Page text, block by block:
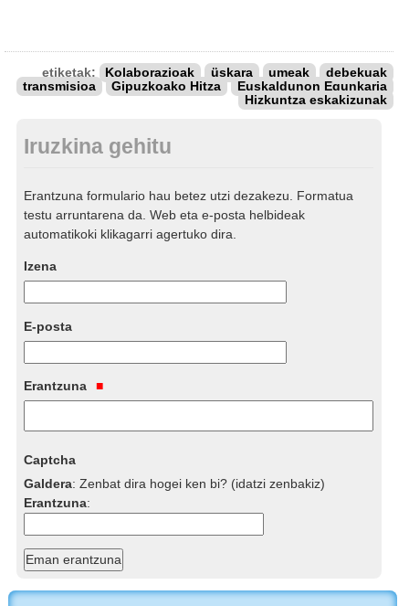
etiketak: Kolaborazioak üskara umeak
debekuak
transmisioa
Gipuzkoako Hitza
Euskaldunon Egunkaria
Hizkuntza eskakizunak
Iruzkina gehitu
Erantzuna formulario hau betez utzi dezakezu. Formatua
testu arruntarena da. Web eta e-posta helbideak
automatikoki klikagarri agertuko dira.
Izena
E-posta
Erantzuna
Captcha
Galdera:Zenbat dira hogei ken bi? (idatzi zenbakiz)
Erantzuna: